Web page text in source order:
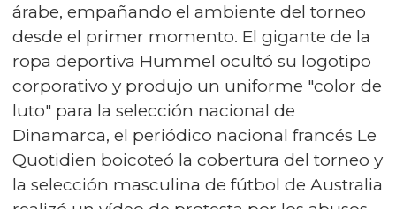
árabe, empañando el ambiente del torneo
desde el primer momento. El gigante de la
ropa deportiva Hummel ocultó su logotipo
corporativo y produjo un uniforme "color de
luto" para la selección nacional de
Dinamarca, el periódico nacional francés Le
Quotidien boicoteó la cobertura del torneo y
la selección masculina de fútbol de Australia